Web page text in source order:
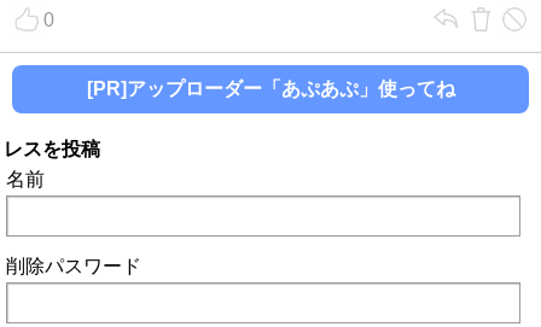
0
[PR]アップローダー「あぷあぷ」使ってね
レスを投稿
名前
削除パスワード